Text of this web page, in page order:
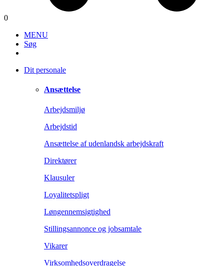
0
MENU
Søg
Dit personale
Ansættelse
Arbejdsmiljø
Arbejdstid
Ansættelse af udenlandsk arbejdskraft
Direktører
Klausuler
Loyalitetspligt
Løngennemsigtighed
Stillingsannonce og jobsamtale
Vikarer
Virksomhedsoverdragelse